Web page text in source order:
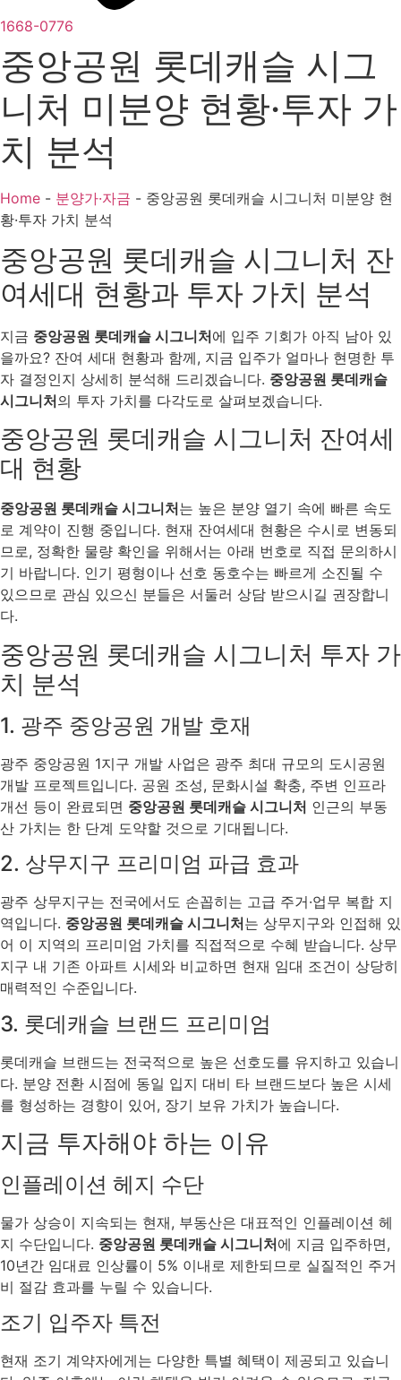
1668-0776
중앙공원 롯데캐슬 시그
니처 미분양 현황·투자 가
치 분석
Home - 분양가·자금 - 중앙공원 롯데캐슬 시그니처 미분양 현
황·투자 가치 분석
중앙공원 롯데캐슬 시그니처 잔
여세대 현황과 투자 가치 분석
지금 중앙공원 롯데캐슬 시그니처에 입주 기회가 아직 남아 있
을까요? 잔여 세대 현황과 함께, 지금 입주가 얼마나 현명한 투
자 결정인지 상세히 분석해 드리겠습니다. 중앙공원 롯데캐슬
시그니처의 투자 가치를 다각도로 살펴보겠습니다.
중앙공원 롯데캐슬 시그니처 잔여세
대 현황
중앙공원 롯데캐슬 시그니처는 높은 분양 열기 속에 빠른 속도
로 계약이 진행 중입니다. 현재 잔여세대 현황은 수시로 변동되
므로, 정확한 물량 확인을 위해서는 아래 번호로 직접 문의하시
기 바랍니다. 인기 평형이나 선호 동호수는 빠르게 소진될 수
있으므로 관심 있으신 분들은 서둘러 상담 받으시길 권장합니
다.
중앙공원 롯데캐슬 시그니처 투자 가
치 분석
1. 광주 중앙공원 개발 호재
광주 중앙공원 1지구 개발 사업은 광주 최대 규모의 도시공원
개발 프로젝트입니다. 공원 조성, 문화시설 확충, 주변 인프라
개선 등이 완료되면 중앙공원 롯데캐슬 시그니처 인근의 부동
산 가치는 한 단계 도약할 것으로 기대됩니다.
2. 상무지구 프리미엄 파급 효과
광주 상무지구는 전국에서도 손꼽히는 고급 주거·업무 복합 지
역입니다. 중앙공원 롯데캐슬 시그니처는 상무지구와 인접해 있
어 이 지역의 프리미엄 가치를 직접적으로 수혜 받습니다. 상무
지구 내 기존 아파트 시세와 비교하면 현재 임대 조건이 상당히
매력적인 수준입니다.
3. 롯데캐슬 브랜드 프리미엄
롯데캐슬 브랜드는 전국적으로 높은 선호도를 유지하고 있습니
다. 분양 전환 시점에 동일 입지 대비 타 브랜드보다 높은 시세
를 형성하는 경향이 있어, 장기 보유 가치가 높습니다.
지금 투자해야 하는 이유
인플레이션 헤지 수단
물가 상승이 지속되는 현재, 부동산은 대표적인 인플레이션 헤
지 수단입니다. 중앙공원 롯데캐슬 시그니처에 지금 입주하면,
10년간 임대료 인상률이 5% 이내로 제한되므로 실질적인 주거
비 절감 효과를 누릴 수 있습니다.
조기 입주자 특전
현재 조기 계약자에게는 다양한 특별 혜택이 제공되고 있습니